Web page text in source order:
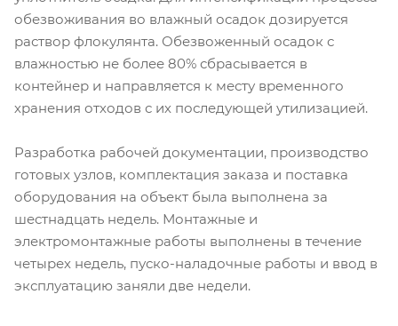
обезвоживания во влажный осадок дозируется
раствор флокулянта. Обезвоженный осадок с
влажностью не более 80% сбрасывается в
контейнер и направляется к месту временного
хранения отходов с их последующей утилизацией.
Разработка рабочей документации, производство
готовых узлов, комплектация заказа и поставка
оборудования на объект была выполнена за
шестнадцать недель. Монтажные и
электромонтажные работы выполнены в течение
четырех недель, пуско-наладочные работы и ввод в
эксплуатацию заняли две недели.